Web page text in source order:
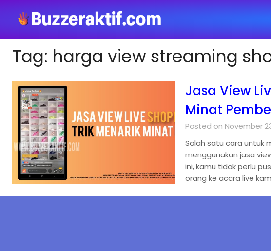
Tag: harga view streaming
Jasa View
Minat
Posted on November
Salah satu cara untuk
menggunakan jasa
ini, kamu tidak perlu
orang ke acara live